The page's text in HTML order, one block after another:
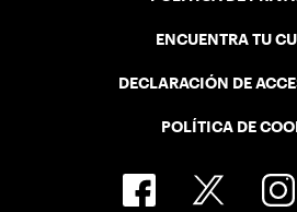
ENCUENTRA TU
DECLARACIÓN DE
POLÍTICA DE